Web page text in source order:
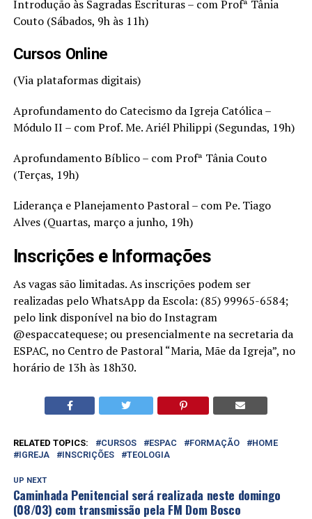
Introdução às Sagradas Escrituras – com Profª Tânia
Couto (Sábados, 9h às 11h)
Cursos Online
(Via plataformas digitais)
Aprofundamento do Catecismo da Igreja Católica –
Módulo II – com Prof. Me. Ariél Philippi (Segundas, 19h)
Aprofundamento Bíblico – com Profª Tânia Couto
(Terças, 19h)
Liderança e Planejamento Pastoral – com Pe. Tiago
Alves (Quartas, março a junho, 19h)
Inscrições e Informações
As vagas são limitadas. As inscrições podem ser
realizadas pelo WhatsApp da Escola: (85) 99965-6584;
pelo link disponível na bio do Instagram
@espaccatequese; ou presencialmente na secretaria da
ESPAC, no Centro de Pastoral “Maria, Mãe da Igreja”, no
horário de 13h às 18h30.
RELATED TOPICS: CURSOS ESPAC FORMAÇÃO
HOME
IGREJA
INSCRIÇÕES TEOLOGIA
UP NEXT
Caminhada Penitencial será realizada neste domingo
(08/03) com transmissão pela FM Dom Bosco